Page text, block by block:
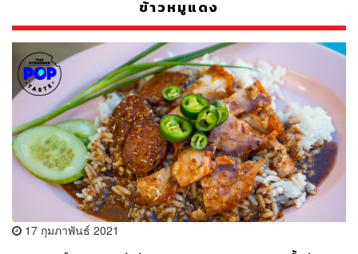
ข้าวหมูแดง
17 กุมภาพันธ์ 2021